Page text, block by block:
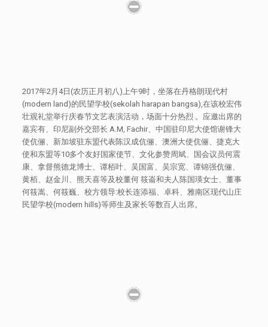
2017年2月4日(农历正月初八)上午9时，坐落在丹格朗现代村
(modern land)的民望学校(sekolah harapan bangsa),在该校宏伟
壮观礼堂举行庆春节文艺表演活动，场面十分热烈 。应邀出席的
嘉宾有、印尼副外交部长 A.M, Fachir、中国驻印尼大使馆谢锋大
使伉俪、新加坡驻东盟代表陈汉成伉俪、澳洲大使伉俪、捷克大
使和东盟等10多个友好国家使节、文化参赞周斌、国会议员何震
康、拿督熊德龙博士、谭栢叶、吴国富、吴宗宽、谭锦强伉俪、
黄栢、赵金川、熊天喜等及校董何 筱崙和夫人陈国瑛女士、董事
何筱嵩、何筱巍、校方领导:校长连添福、卓科、雅南区现代山庄
民望学校(modern hills)等师生及家长等数百人出席。